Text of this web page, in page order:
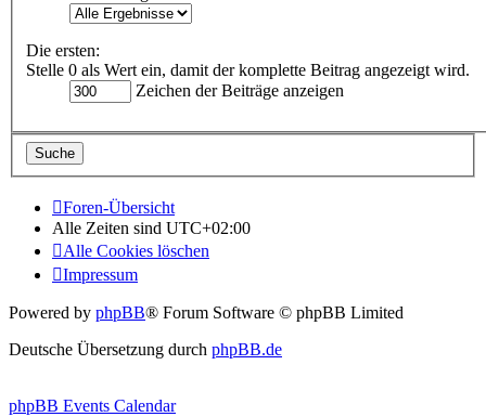
Die ersten:
Stelle 0 als Wert ein, damit der komplette Beitrag angezeigt wird.
Zeichen der Beiträge anzeigen
Foren-Übersicht
Alle Zeiten sind UTC+02:00
Alle Cookies löschen
Impressum
Powered by phpBB® Forum Software © phpBB Limited
Deutsche Übersetzung durch phpBB.de
phpBB Events Calendar